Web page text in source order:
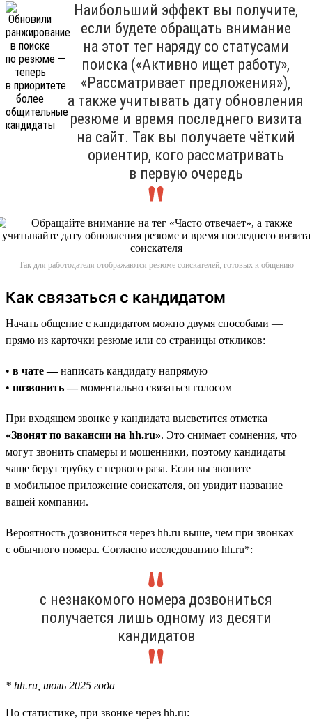
Наибольший эффект вы получите,
если будете обращать внимание
на этот тег наряду со статусами
поиска («Активно ищет работу»,
«Рассматривает предложения»),
а также учитывать дату обновления
резюме и время последнего визита
на сайт. Так вы получаете чёткий
ориентир, кого рассматривать
в первую очередь
Так для работодателя отображаются резюме соискателей, готовых к общению
Как связаться с кандидатом
Начать общение с кандидатом можно двумя способами —
прямо из карточки резюме или со страницы откликов:
• в чате —написать кандидату напрямую
• позвонить —моментально связаться голосом
При входящем звонке у кандидата высветится отметка
«Звонят по вакансии на hh.ru». Это снимает сомнения, что
могут звонить спамеры и мошенники, поэтому кандидаты
чаще берут трубку с первого раза. Если вы звоните
в мобильное приложение соискателя, он увидит название
вашей компании.
Вероятность дозвониться через hh.ru выше, чем при звонках
с обычного номера. Согласно исследованию hh.ru*:
с незнакомого номера дозвониться
получается лишь одному из десяти
кандидатов
* hh.ru, июль 2025 года
По статистике, при звонке через hh.ru: